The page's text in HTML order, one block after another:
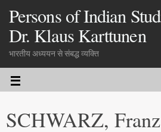
Persons of Indian
Dr. Klaus Karttunen
भारतीय अध्ययन से संबद्ध व्यक्ति
SCHWARZ,